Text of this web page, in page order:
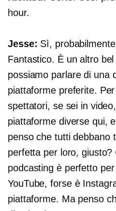
hour.
Jesse: Sì,
Fantastico. È un altro
possiamo parlare di una
piattaforme preferite.
spettatori, se sei in
piattaforme diverse qui,
penso che tutti debbano
perfetta per loro, giusto?
podcasting è perfetto
YouTube, forse è
piattaforme. Ma penso